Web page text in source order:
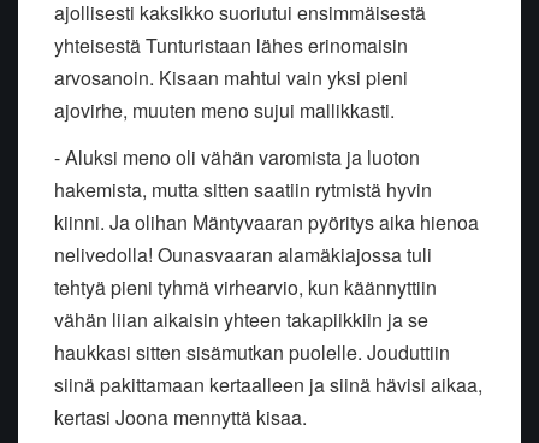
ajollisesti kaksikko suoriutui ensimmäisestä
yhteisestä Tunturistaan lähes erinomaisin
arvosanoin. Kisaan mahtui vain yksi pieni
ajovirhe, muuten meno sujui mallikkasti.
- Aluksi meno oli vähän varomista ja luoton
hakemista, mutta sitten saatiin rytmistä hyvin
kiinni. Ja olihan Mäntyvaaran pyöritys aika hienoa
nelivedolla! Ounasvaaran alamäkiajossa tuli
tehtyä pieni tyhmä virhearvio, kun käännyttiin
vähän liian aikaisin yhteen takapiikkiin ja se
haukkasi sitten sisämutkan puolelle. Jouduttiin
siinä pakittamaan kertaalleen ja siinä hävisi aikaa,
kertasi Joona mennyttä kisaa.